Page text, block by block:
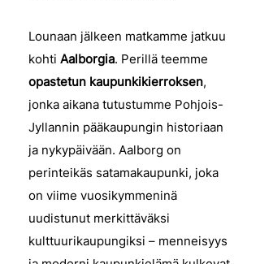
Lounaan jälkeen matkamme jatkuu
kohti Aalborgia. Perillä teemme
opastetun kaupunkikierroksen,
jonka aikana tutustumme Pohjois-
Jyllannin pääkaupungin historiaan
ja nykypäivään. Aalborg on
perinteikäs satamakaupunki, joka
on viime vuosikymmeninä
uudistunut merkittäväksi
kulttuurikaupungiksi – menneisyys